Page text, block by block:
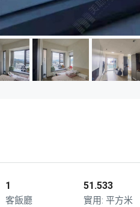
1
客飯廳
51.533
平方米